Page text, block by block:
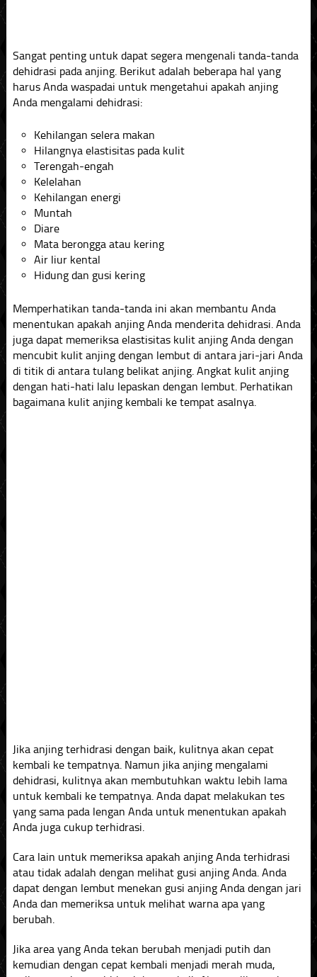
Sangat penting untuk dapat segera mengenali tanda-tanda
dehidrasi pada anjing. Berikut adalah beberapa hal yang
harus Anda waspadai untuk mengetahui apakah anjing
Anda mengalami dehidrasi:
Kehilangan selera makan
Hilangnya elastisitas pada kulit
Terengah-engah
Kelelahan
Kehilangan energi
Muntah
Diare
Mata berongga atau kering
Air liur kental
Hidung dan gusi kering
Memperhatikan tanda-tanda ini akan membantu Anda
menentukan apakah anjing Anda menderita dehidrasi. Anda
juga dapat memeriksa elastisitas kulit anjing Anda dengan
mencubit kulit anjing dengan lembut di antara jari-jari Anda
di titik di antara tulang belikat anjing. Angkat kulit anjing
dengan hati-hati lalu lepaskan dengan lembut. Perhatikan
bagaimana kulit anjing kembali ke tempat asalnya.
Jika anjing terhidrasi dengan baik, kulitnya akan cepat
kembali ke tempatnya. Namun jika anjing mengalami
dehidrasi, kulitnya akan membutuhkan waktu lebih lama
untuk kembali ke tempatnya. Anda dapat melakukan tes
yang sama pada lengan Anda untuk menentukan apakah
Anda juga cukup terhidrasi.
Cara lain untuk memeriksa apakah anjing Anda terhidrasi
atau tidak adalah dengan melihat gusi anjing Anda. Anda
dapat dengan lembut menekan gusi anjing Anda dengan jari
Anda dan memeriksa untuk melihat warna apa yang
berubah.
Jika area yang Anda tekan berubah menjadi putih dan
kemudian dengan cepat kembali menjadi merah muda,